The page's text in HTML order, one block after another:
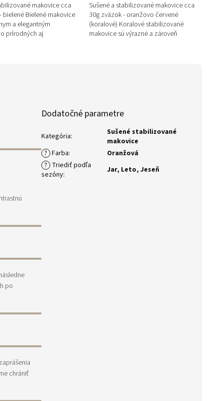
makovice cca
bielené Bielené makovice
a elegantným
prírodných aj
Sušené a stabilizované makovice cca
30g zväzok - oranžovo červené
(koralové) Koralové stabilizované
makovice sú výrazné a zároveň
po
chrániť
Dodatočné parametre
Kategória:
Sušené stabilizované
makovice
? Farba:
Oranžová
? Triediť podľa
sezóny: Jar, Leto, Jeseň